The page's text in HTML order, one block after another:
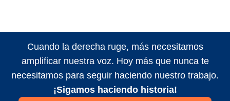
Cuando la derecha ruge, más necesitamos
amplificar nuestra voz. Hoy más que nunca te
necesitamos para seguir haciendo nuestro trabajo.
¡Sigamos haciendo historia!